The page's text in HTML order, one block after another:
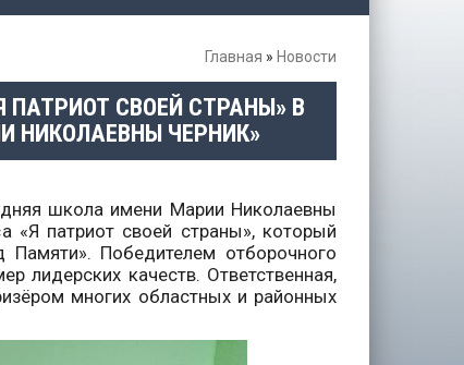
Главная » Новости
СВОЕЙ СТРАНЫ» В
НИКОЛАЕВНЫ ЧЕРНИК»
школа имени Марии Николаевны
«Я патриот своей страны», который
Памяти». Победителем отборочного
лидерских качеств. Ответственная,
многих областных и районных